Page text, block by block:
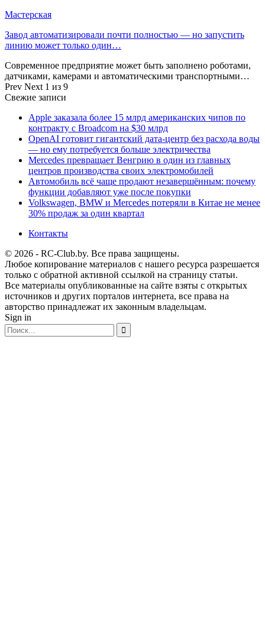
Мастерская
Завод автоматизировали почти полностью — но запустить
линию может только один…
Современное предприятие может быть заполнено роботами,
датчиками, камерами и автоматическими транспортными…
Prev Next 1 из 9
Свежие записи
Apple заказала более 15 млрд американских чипов по
контракту с Broadcom на $30 млрд
OpenAI готовит гигантский дата-центр без расхода воды
— но ему потребуется больше электричества
Mercedes превращает Венгрию в один из главных
центров производства своих электромобилей
Автомобиль всё чаще продают незавершённым: почему
функции добавляют уже после покупки
Volkswagen, BMW и Mercedes потеряли в Китае не менее
30% продаж за один квартал
Контакты
© 2026 - RC-Club.by. Все права защищены.
Любое копирование материалов с нашего ресурса разрешается
только с обратной активной ссылкой на страницу статьи.
Все материалы опубликованные на сайте взяты с открытых
источников и других порталов интернета, все права на
авторство принадлежат их законным владельцам.
Sign in